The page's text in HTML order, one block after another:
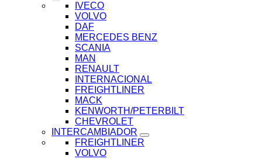
IVECO
VOLVO
DAF
MERCEDES BENZ
SCANIA
MAN
RENAULT
INTERNACIONAL
FREIGHTLINER
MACK
KENWORTH/PETERBILT
CHEVROLET
INTERCAMBIADOR
FREIGHTLINER
VOLVO